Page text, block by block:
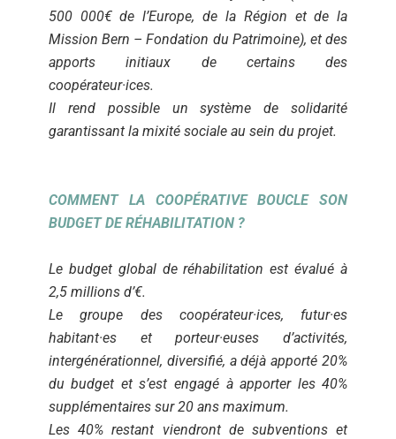
500 000€ de l’Europe, de la Région et de la
Mission Bern – Fondation du Patrimoine), et des
apports initiaux de certains des
coopérateur·ices.
Il rend possible un système de solidarité
garantissant la mixité sociale au sein du projet.
COMMENT LA COOPÉRATIVE BOUCLE SON
BUDGET DE RÉHABILITATION ?
Le budget global de réhabilitation est évalué à
2,5 millions d’€.
Le groupe des coopérateur·ices, futur·es
habitant·es et porteur·euses d’activités,
intergénérationnel, diversifié, a déjà apporté 20%
du budget et s’est engagé à apporter les 40%
supplémentaires sur 20 ans maximum.
Les 40% restant viendront de subventions et